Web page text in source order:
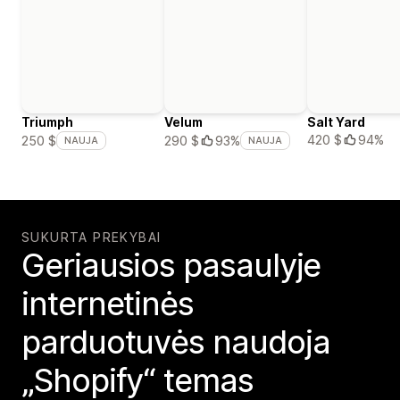
Triumph
250 $
NAUJA
Velum
290 $
93% NAUJA
Salt Yard
420 $
94%
SUKURTA PREKYBAI
Geriausios pasaulyje
internetinės
parduotuvės naudoja
„Shopify“ temas